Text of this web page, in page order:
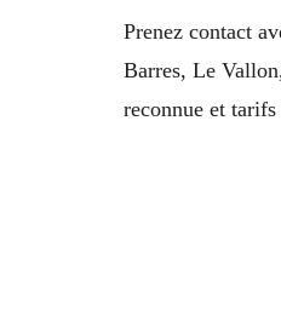
Prenez contact
Barres, Le
reconnue et tarifs